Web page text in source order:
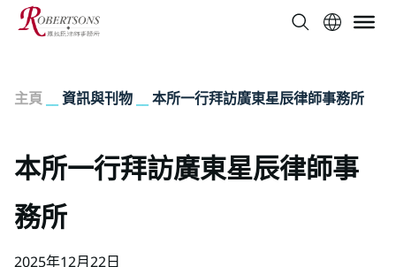
主頁 資訊與刊物 本所一行拜訪廣東星辰律師事務所
本所一行拜訪廣東星辰律師事
務所
2025年12月22日